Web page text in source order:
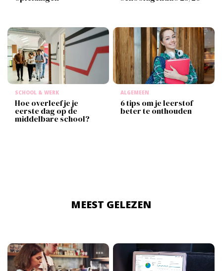
SCHOOL & WERK
Hoe overleef je je
eerste dag op de
middelbare school?
ALGEMEEN
6 tips om je leerstof
beter te onthouden
MEEST GELEZEN